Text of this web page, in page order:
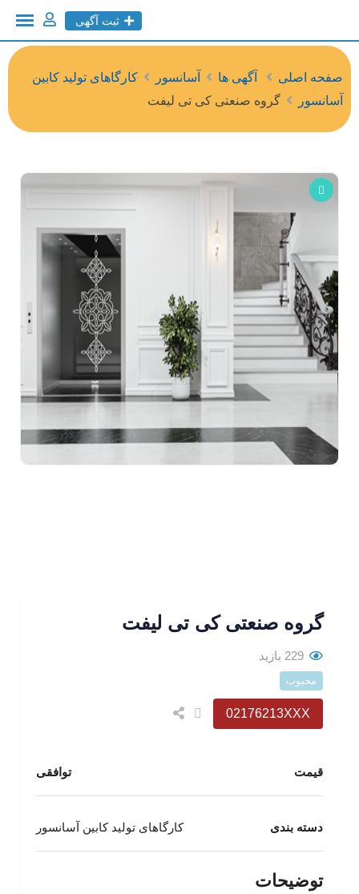
ثبت آگهی
صفحه اصلی آگهی ها آسانسور
کارگاهای تولید کابین
آسانسور
گروه صنعتی کی تی لیفت
گروه صنعتی کی تی لیفت
229 بازید
محبوب
02176213XXX
قیمت توافقی
دسته بندی کارگاهای تولید کابین آسانسور
توضیحات